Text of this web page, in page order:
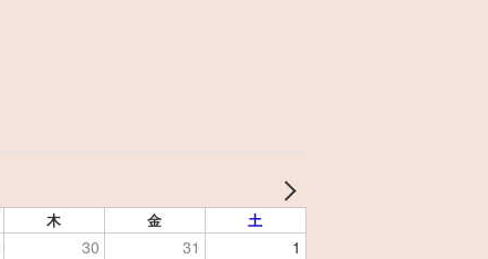
木 金 土
30 31 1